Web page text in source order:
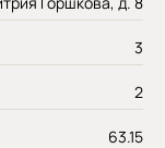
3
2
63.15